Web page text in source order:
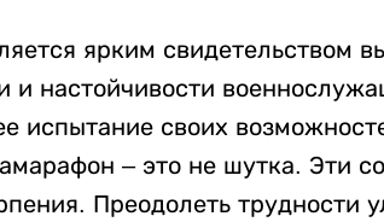
ярким свидетельством
и настойчивости
испытание своих
– это не шутка. Эти
Преодолеть трудности